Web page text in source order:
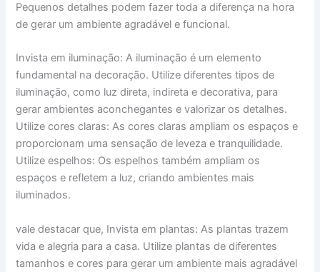
Pequenos detalhes podem fazer toda a diferença na hora
de gerar um ambiente agradável e funcional.
Invista em iluminação: A iluminação é um elemento
fundamental na decoração. Utilize diferentes tipos de
iluminação, como luz direta, indireta e decorativa, para
gerar ambientes aconchegantes e valorizar os detalhes.
Utilize cores claras: As cores claras ampliam os espaços e
proporcionam uma sensação de leveza e tranquilidade.
Utilize espelhos: Os espelhos também ampliam os
espaços e refletem a luz, criando ambientes mais
iluminados.
vale destacar que, Invista em plantas: As plantas trazem
vida e alegria para a casa. Utilize plantas de diferentes
tamanhos e cores para gerar um ambiente mais agradável